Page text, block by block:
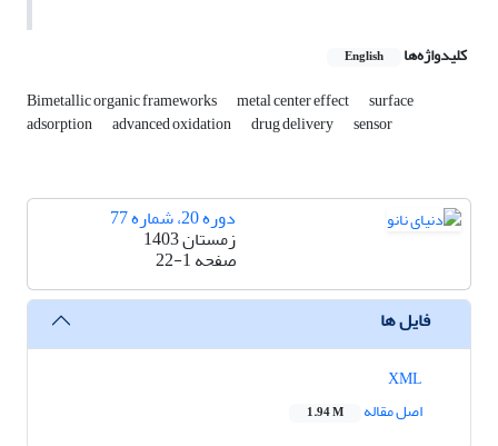
کلیدواژه‌ها English
Bimetallic organic frameworks metal center effect surface
adsorption advanced oxidation drug delivery sensor
دوره 20، شماره 77
زمستان 1403
صفحه22-1
فایل ها
اصل مقاله
1.94 M